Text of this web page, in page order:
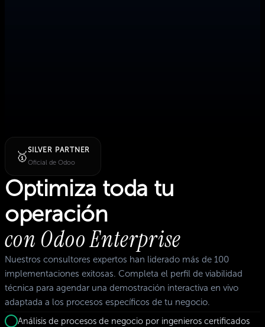
🥇SILVER PARTNER
Oficial de Odoo
Optimiza toda tu
operación
con Odoo Enterprise
Nuestros consultores expertos han liderado más de 100
implementaciones exitosas. Completa el perfil de viabilidad
técnica para agendar una demostración interactiva en vivo
adaptada a los procesos específicos de tu negocio.
Análisis de procesos de negocio por ingenieros certificados